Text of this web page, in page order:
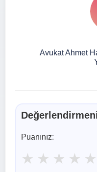
Avukat Ahmet
Puanınız:
★ ★ ★ ★ ★